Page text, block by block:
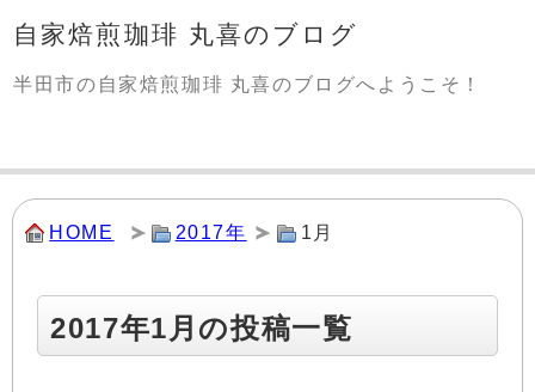
自家焙煎珈琲 丸喜のブログ
半田市の自家焙煎珈琲 丸喜のブログへようこそ！
HOME 2017年 1月
2017年1月の投稿一覧